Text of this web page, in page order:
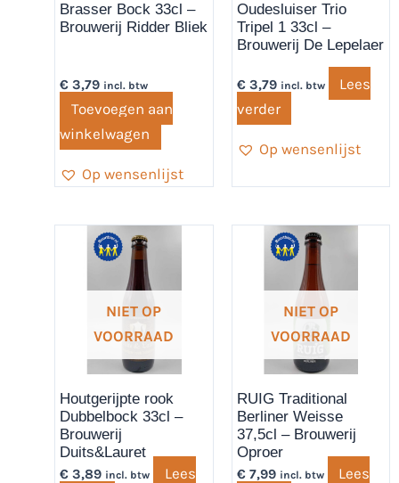
Brasser Bock 33cl –
Brouwerij Ridder Bliek
€ 3,79 incl. btw
Toevoegen aan
winkelwagen
Op wensenlijst
Oudesluiser Trio
Tripel 1 33cl –
Brouwerij De Lepelaer
€3,79 incl. btw
Lees
verder
Op wensenlijst
NIET OP
VOORRAAD
Houtgerijpte rook
Dubbelbock 33cl –
Brouwerij
Duits&Lauret
€ 3,89 incl. btw
Lees
NIET OP
VOORRAAD
RUIG Traditional
Berliner Weisse
37,5cl – Brouwerij
Oproer
€7,99 incl. btw
Lees